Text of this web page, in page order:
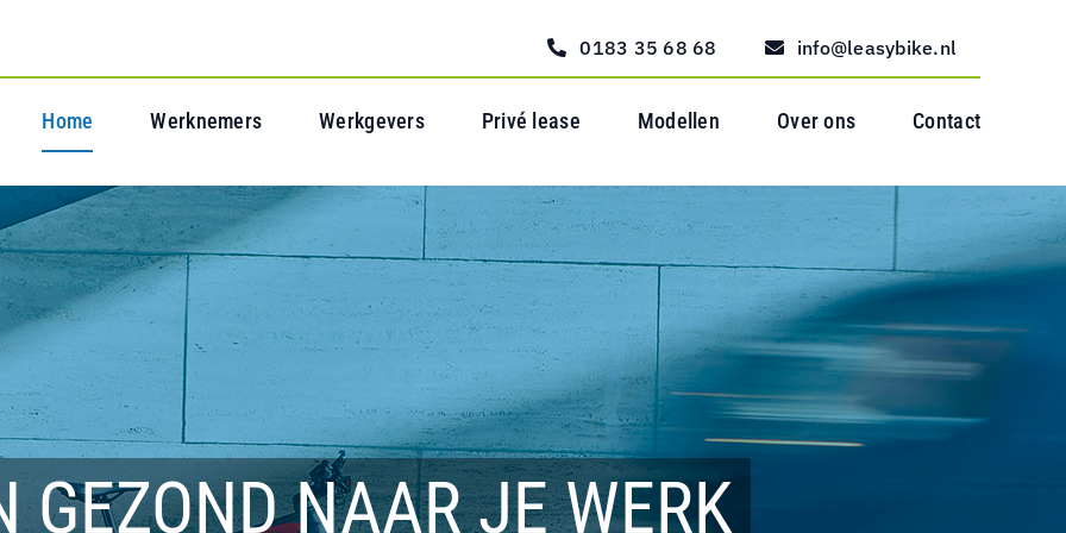
0183 35 68 68 info@leasybike.nl
Home Werknemers Werkgevers Privé lease Modellen Over ons Contact
GEZOND NAAR JE WERK